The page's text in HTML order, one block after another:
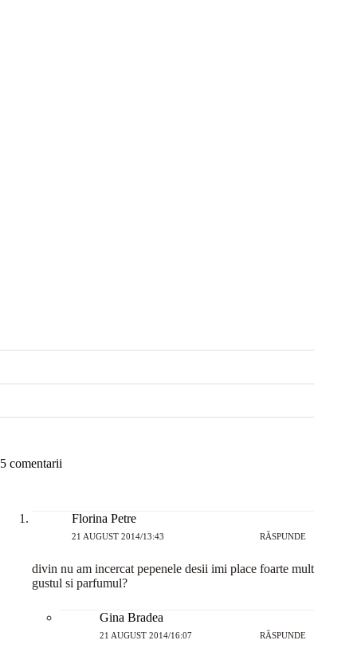
5 comentarii
Florina Petre
21 AUGUST 2014/13:43 RĂSPUNDE
divin nu am incercat pepenele desii imi place foarte mult
gustul si parfumul?
Gina Bradea
21 AUGUST 2014/16:07 RĂSPUNDE